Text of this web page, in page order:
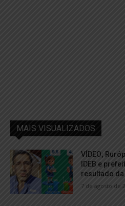
MAIS VISUALIZADOS
VÍDEO;
IDEB e
resultado
7 de agosto de